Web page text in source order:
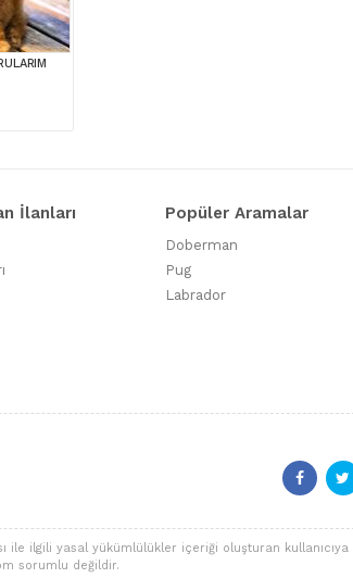
İlanları Popüler Aramalar
Doberman
Pug
Labrador
ile ilgili yasal yükümlülükler içeriği oluşturan kullanıcıya
sorumlu değildir.